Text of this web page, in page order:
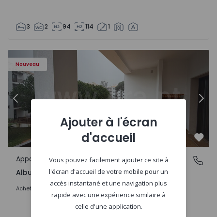
3 2 94 114 1
Nouveau
Précédent
Albufeira e Olhos de Água, Faro
Appartement
Albufeira e Olhos de Água, Faro
Acheter 1.050.000 €
Ajouter à l'écran
d'accueil
Vous pouvez facilement ajouter ce site à
l'écran d'accueil de votre mobile pour un
accès instantané et une navigation plus
rapide avec une expérience similaire à
celle d'une application.